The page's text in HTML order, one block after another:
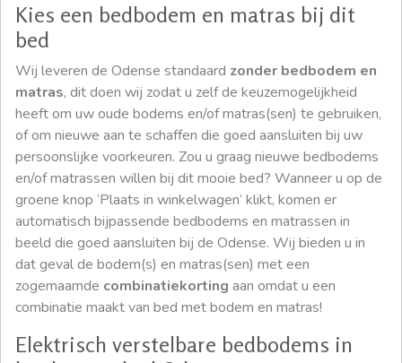
Kies een bedbodem en matras bij dit
bed
Wij leveren de Odense standaard zonder bedbodem en
matras, dit doen wij zodat u zelf de keuzemogelijkheid
heeft om uw oude bodems en/of matras(sen) te gebruiken,
of om nieuwe aan te schaffen die goed aansluiten bij uw
persoonslijke voorkeuren. Zou u graag nieuwe bedbodems
en/of matrassen willen bij dit mooie bed? Wanneer u op de
groene knop ‘Plaats in winkelwagen’ klikt, komen er
automatisch bijpassende bedbodems en matrassen in
beeld die goed aansluiten bij de Odense. Wij bieden u in
dat geval de bodem(s) en matras(sen) met een
zogemaamde combinatiekorting aan omdat u een
combinatie maakt van bed met bodem en matras!
Elektrisch verstelbare bedbodems in